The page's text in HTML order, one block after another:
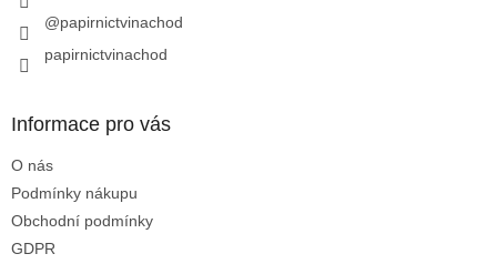
@papirnictvinachod
papirnictvinachod
Informace pro vás
O nás
Podmínky nákupu
Obchodní podmínky
GDPR